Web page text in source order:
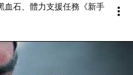
血石、體力支援任務《新手